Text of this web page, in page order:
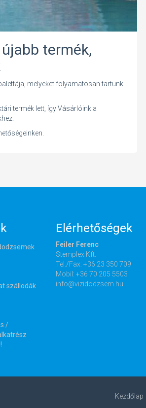
termék,
melyeket folyamatosan tartunk
termék lett, így Vásárlóink a
szállodák
/
Elérhetőségek
Feiler Ferenc
Stemplex Kft.
Tel./Fax: +36 23 350 709
Mobil: +36 70 205 5503
info@vizidodzsem.hu
Kezdőlap